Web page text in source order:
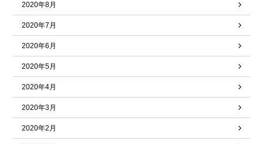
2020年8月
2020年7月
2020年6月
2020年5月
2020年4月
2020年3月
2020年2月